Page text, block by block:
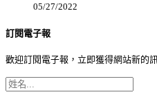
05/27/2022
訂閱電子報
歡迎訂閱電子報，立即獲得網站新的